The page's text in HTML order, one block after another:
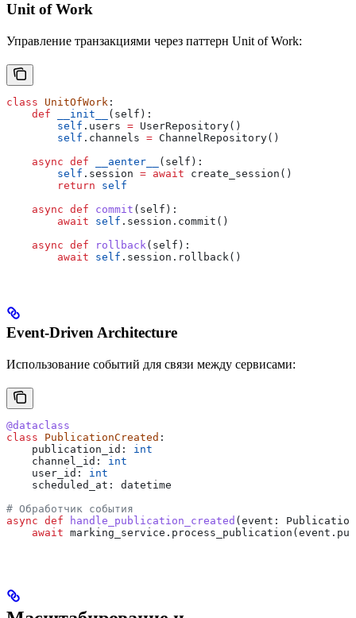
Unit of Work
Управление транзакциями через паттерн Unit of Work:
class UnitOfWork :
    def
__init__ ( self ):
        self
.users = UserRepository()
        self
.channels = ChannelRepository()
    async
def __aenter__ ( self ):
        self
.session = await create_session()
        return
self
    async
def commit ( self ):
        await
self .session.commit()
    async
def rollback( self ):
        await
self .session.rollback()
Event-Driven Architecture
Использование событий для связи между сервисами:
@dataclass
class PublicationCreated :
    publication_id:
int
    channel_id:
int
    user_id:
int
    scheduled_at: datetime
# Обработчик события
async def handle_publication_created ( event :
    await